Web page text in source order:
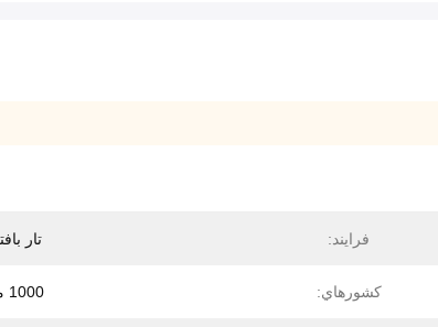
فرایند: تار
کشورهاي: 1000 متر